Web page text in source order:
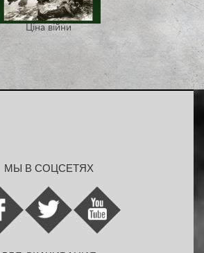
Ціна війни
МЫ В СОЦСЕТЯХ